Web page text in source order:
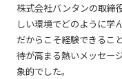
株式会社バンタンの取締
しい環境でどのように学
だからこそ経験できるこ
待が高まる熱いメッセー
象的でした。